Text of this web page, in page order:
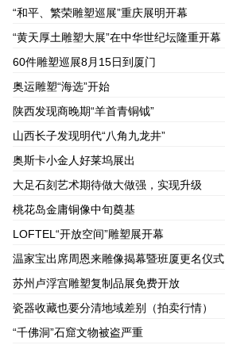
“和平、繁荣雕塑巡展”重庆展明开幕
“黄天厚土雕塑大展”在中华世纪坛隆重开幕
60件雕塑巡展8月15日到厦门
奥运雕塑“海选”开始
陕西发现商晚期“羊首青铜钺”
山西长子发现明代“八角九龙井”
奥斯卡小金人好莱坞展出
大足石刻艺术期待做大做强，实现升级
桃花岛金庸铜像中旬奠基
LOFTEL“开放空间”雕塑展开幕
温家宝出席周恩来雕像揭幕暨班厦更名仪式
苏州卢浮宫雕塑复制品展免费开放
瓷器收藏也要分清地域差别（拍卖行情）
“千佛洞”石窟文物被盗严重